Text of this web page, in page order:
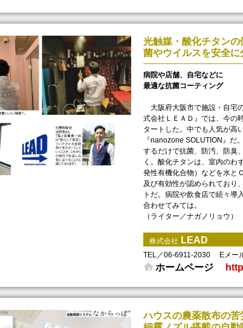
光触媒・酸化チタンの
菌やウイルスを安全に
病院や店舗、自宅などに
最適な抗菌コーティング
大阪府大阪市で施設・自宅
式会社ＬＥＡＤ』では、今の
タートした。中でも人気が高
『nanozone SOLUTION』だ
するだけで抗菌、防汚、防臭
く。酸化チタンは、室内のわ
発性有機化合物）などを水と
及び有効性が認められており
トだ。病院や飲食店で続々導
合わせてみては。
（ライター／ナガノリョウ）
株式会社 LEAD
TEL／06-6911-2030 Eメー
ホームページ
ハウスの農薬散布の苦